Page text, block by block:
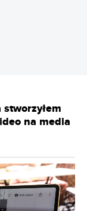
na media